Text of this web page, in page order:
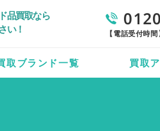
品買取なら
い！
【電話受付時
取ブランド一覧 買取